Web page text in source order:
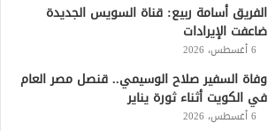
الفريق أسامة ربيع: قناة السويس الجديدة
ضاعفت الإيرادات
6 أغسطس، 2026
وفاة السفير صلاح الوسيمي.. قنصل مصر العام
في الكويت أثناء ثورة يناير
6 أغسطس، 2026